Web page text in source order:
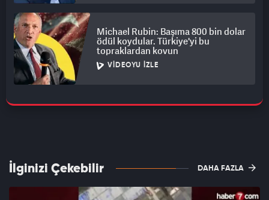
Michael Rubin: Başıma 800 bin dolar
ödül koydular. Türkiye'yi bu
topraklardan kovun
VIDEOYU İZLE
İlginizi Çekebilir DAHA FAZLA